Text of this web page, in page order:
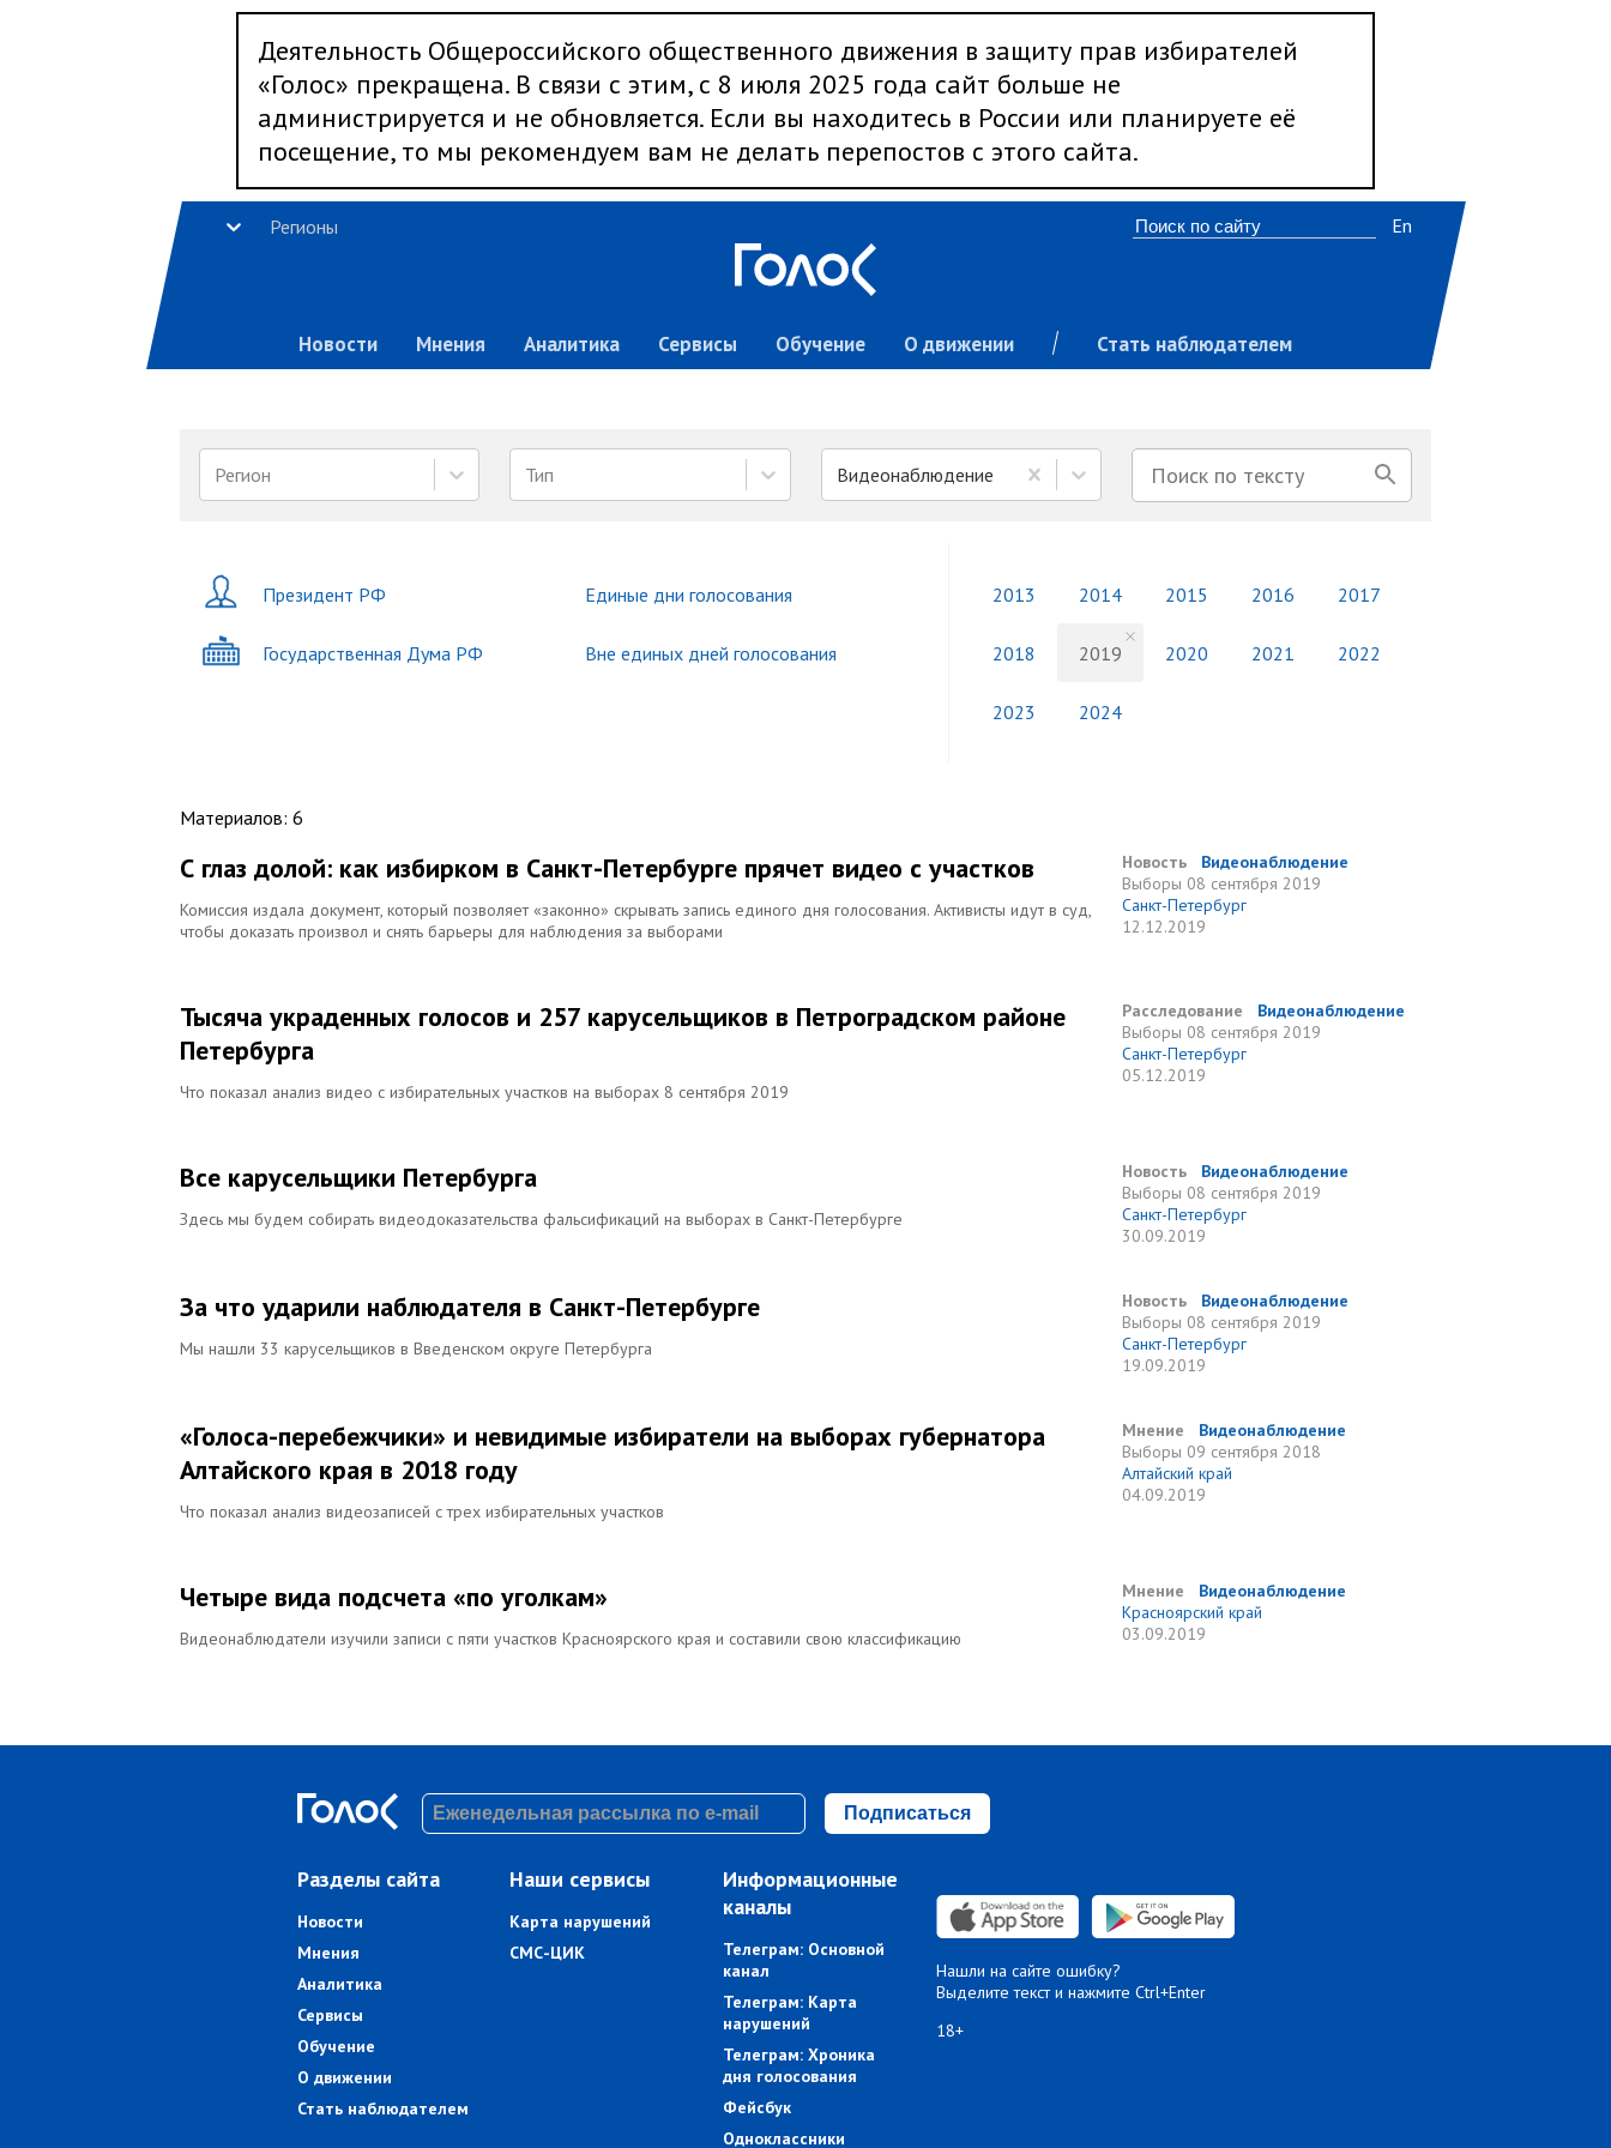
Деятельность Общероссийского общественного движения в защиту прав избирателей
«Голос» прекращена. В связи с этим, с 8 июля 2025 года сайт больше не
администрируется и не обновляется. Если вы находитесь в России или планируете её
посещение, то мы рекомендуем вам не делать перепостов с этого сайта.
Регионы
Новости Мнения Аналитика Сервисы Обучение О движении Стать наблюдателем
En
Регион Тип Видеонаблюдение
Президент РФ
Государственная Дума РФ
Единые дни голосования
Вне единых дней голосования
2013 2014 2015 2016 2017
2018 2019 2020 2021 2022
2023 2024
Материалов: 6
С глаз долой: как избирком в Санкт-Петербурге прячет видео с участков
Комиссия издала документ, который позволяет «законно» скрывать запись единого дня голосования. Активисты идут в суд,
чтобы доказать произвол и снять барьеры для наблюдения за выборами
Новость
Видеонаблюдение
Выборы 08 сентября 2019
Санкт-Петербург
12.12.2019
Тысяча украденных голосов и 257 карусельщиков в Петроградском районе
Петербурга
Что показал анализ видео с избирательных участков на выборах 8 сентября 2019
Расследование
Видеонаблюдение
Выборы 08 сентября 2019
Санкт-Петербург
05.12.2019
Все карусельщики Петербурга
Здесь мы будем собирать видеодоказательства фальсификаций на выборах в Санкт-Петербурге
Новость
Видеонаблюдение
Выборы 08 сентября 2019
Санкт-Петербург
30.09.2019
За что ударили наблюдателя в Санкт-Петербурге
Мы нашли 33 карусельщиков в Введенском округе Петербурга
Новость
Видеонаблюдение
Выборы 08 сентября 2019
Санкт-Петербург
19.09.2019
«Голоса-перебежчики» и невидимые избиратели на выборах губернатора
Алтайского края в 2018 году
Что показал анализ видеозаписей с трех избирательных участков
Мнение
Видеонаблюдение
Выборы 09 сентября 2018
Алтайский край
04.09.2019
Четыре вида подсчета «по уголкам»
Видеонаблюдатели изучили записи с пяти участков Красноярского края и составили свою классификацию
Мнение
Видеонаблюдение
Красноярский край
03.09.2019
Подписаться
Разделы сайта
Новости
Мнения
Аналитика
Сервисы
Обучение
О движении
Стать наблюдателем
Наши сервисы
Карта нарушений
СМС-ЦИК
Информационные
каналы
Телеграм: Основной
канал
Телеграм: Карта
нарушений
Телеграм: Хроника
дня голосования
Фейсбук
Одноклассники
Нашли на сайте ошибку?
Выделите текст и нажмите Ctrl+Enter
18+